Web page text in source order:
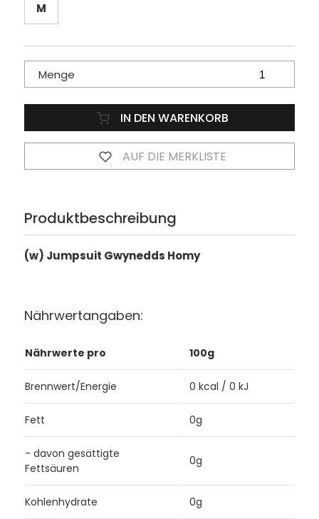
M
Menge
IN DEN WARENKORB
AUF DIE MERKLISTE
Produktbeschreibung
(w) Jumpsuit Gwynedds Homy
Nährwertangaben:
Nährwerte pro 100g
Brennwert/Energie 0 kcal / 0 kJ
Fett 0g
- davon gesättigte
Fettsäuren
0g
Kohlenhydrate 0g